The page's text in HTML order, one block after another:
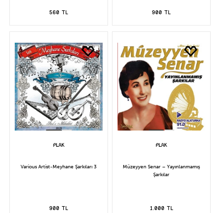
560 TL 900 TL
Various Artist-Meyhane Şarkıları 3
900 TL
Müzeyyen Senar – Yayınlanmamış
Şarkılar
1.000 TL